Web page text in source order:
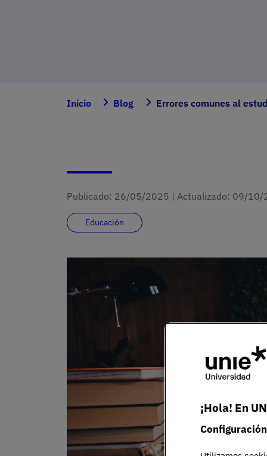
Inicio Blog Errores comunes al
Publicado: 26/05/2025 | Actualizado: 09/10/
Educación
¡Hola! En